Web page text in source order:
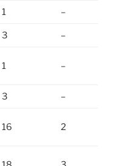
1 –
3 –
1 –
3 –
16 2